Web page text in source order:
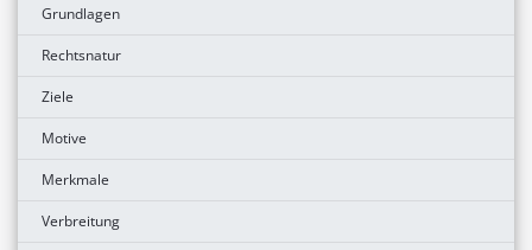
Grundlagen
Rechtsnatur
Ziele
Motive
Merkmale
Verbreitung